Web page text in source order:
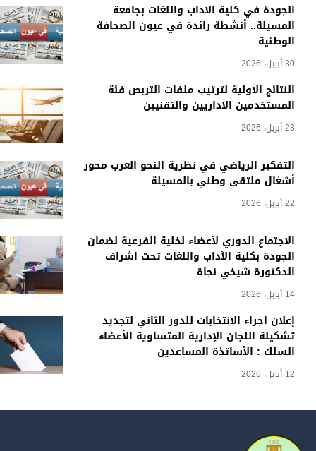
الجودة في كلية الآداب واللغات بجامعة
المسيلة.. أنشطة رائدة في عيون الصحافة
الوطنية
30 أبريل، 2026
النتائج الاولية لترتيب ملفات التربص فئة
المستخدمين الاداريين والتقنيين
23 أبريل، 2026
التفكير الرياضي في نظرية النحو العرب محور
أشغال ملتقى وطني بالمسيلة
22 أبريل، 2026
الاجتماع الدوري لأعضاء لخلية الفرعية لضمان
الجودة بكلية الآداب واللغات تحت اشراف
الدكتورة شيخي نجاة
14 أبريل، 2026
إعلان اجراء الانتخابات للدور الثاني لتجديد
تشكيلة اللجان الإدارية المتساوية الأعضاء
السلك : الأساتذة المساعدين
12 أبريل، 2026